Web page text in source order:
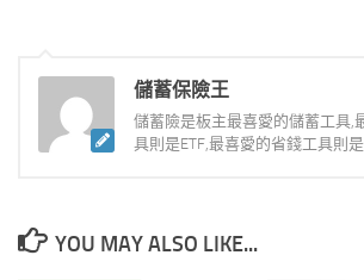
儲蓄保險王
儲蓄險是板主最喜愛的儲蓄工具,
具則是ETF,最喜愛的省錢工具則
YOU MAY ALSO LIKE...